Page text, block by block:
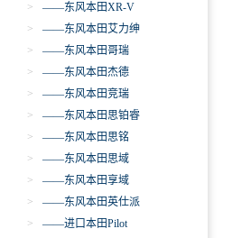
>
——东风本田XR-V
>
——东风本田艾力绅
>
——东风本田哥瑞
>
——东风本田杰德
>
——东风本田竞瑞
>
——东风本田思铂睿
>
——东风本田思铭
>
——东风本田思域
>
——东风本田享域
>
——东风本田英仕派
>
——进口本田Pilot